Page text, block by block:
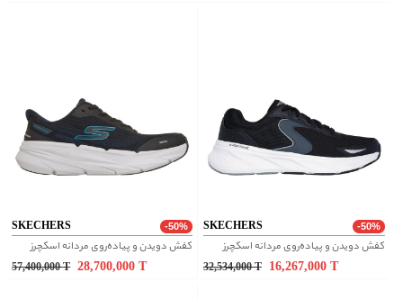
SKECHERS -50%
کفش دویدن و پیاده‌روی مردانه اسکچرز
57,400,000 T 28,700,000
SKECHERS -50%
کفش دویدن و پیاده‌روی مردانه اسکچرز
32,534,000 T 16,267,000